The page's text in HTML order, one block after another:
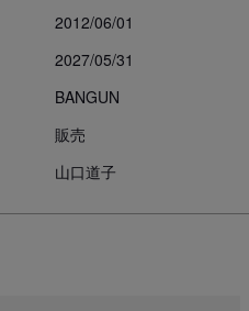
2012/06/01
2027/05/31
BANGUN
販売
山口道子